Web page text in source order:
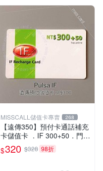
MISSCALL儲值卡專賣 268
【遠傳350】預付卡通話補充
卡儲值卡 ．IF 300+50．門號
延展ifu⚡MissCall儲值卡專賣
$320 $328 98折